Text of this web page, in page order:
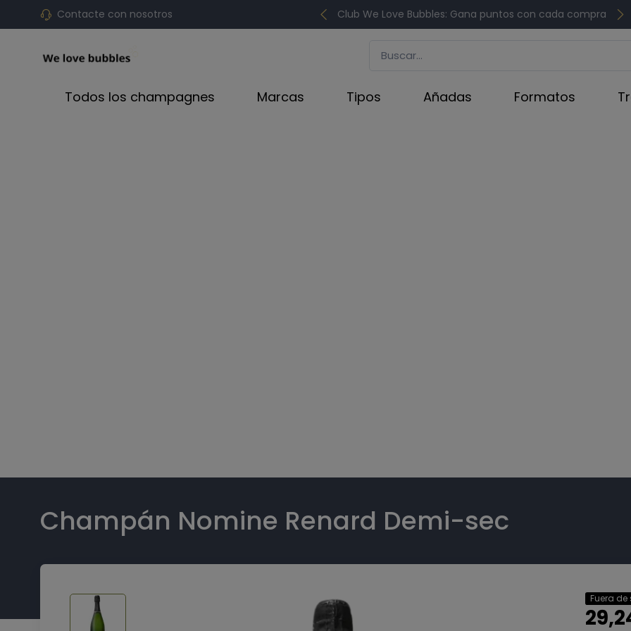
Contacte con nosotros Club We Love Bubbles: Gana puntos con cada compra
Todos los champagnes Marcas Tipos Añadas Formatos
Champán Nomine Renard Demi-sec
Fuera de